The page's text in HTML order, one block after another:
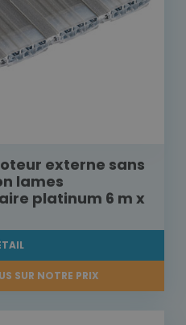
externe sans
lames
platinum 6 m x
SUR NOTRE PRIX